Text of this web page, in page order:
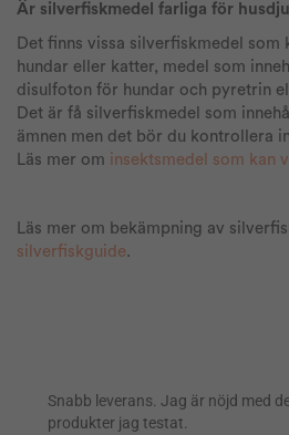
Är silverfiskmedel farliga för
Det finns vissa silverfiskmedel som
hundar eller katter, medel som
disulfoton för hundar och pyretrin
Det är få silverfiskmedel som
ämnen men det bör du kontrollera
Läs mer om insektsmedel som kan
Läs mer om bekämpning av
silverfiskguide.